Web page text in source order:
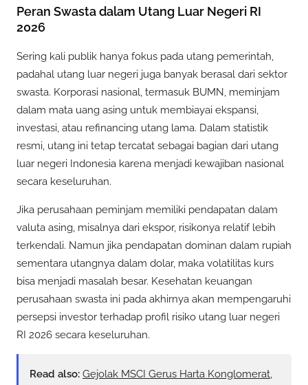
Peran Swasta dalam Utang Luar Negeri RI
2026
Sering kali publik hanya fokus pada utang pemerintah,
padahal utang luar negeri juga banyak berasal dari sektor
swasta. Korporasi nasional, termasuk BUMN, meminjam
dalam mata uang asing untuk membiayai ekspansi,
investasi, atau refinancing utang lama. Dalam statistik
resmi, utang ini tetap tercatat sebagai bagian dari utang
luar negeri Indonesia karena menjadi kewajiban nasional
secara keseluruhan.
Jika perusahaan peminjam memiliki pendapatan dalam
valuta asing, misalnya dari ekspor, risikonya relatif lebih
terkendali. Namun jika pendapatan dominan dalam rupiah
sementara utangnya dalam dolar, maka volatilitas kurs
bisa menjadi masalah besar. Kesehatan keuangan
perusahaan swasta ini pada akhirnya akan mempengaruhi
persepsi investor terhadap profil risiko utang luar negeri
RI 2026 secara keseluruhan.
Read also: Gejolak MSCI Gerus Harta Konglomerat,